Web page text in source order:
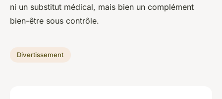
ni un substitut médical, mais bien un complément
bien-être sous contrôle.
Divertissement